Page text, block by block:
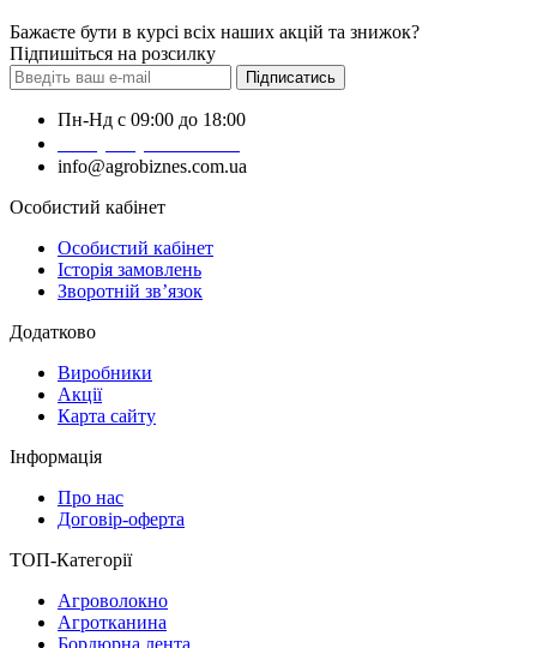
Бажаєте бути в курсі всіх наших акцій та знижок?
Підпишіться на розсилку
Підписатись
Пн-Нд с 09:00 до 18:00
info@agrobiznes.com.ua
Особистий кабінет
Особистий кабінет
Історія замовлень
Зворотній зв’язок
Додатково
Виробники
Акції
Карта сайту
Інформація
Про нас
Договір-оферта
ТОП-Категорії
Агроволокно
Агротканина